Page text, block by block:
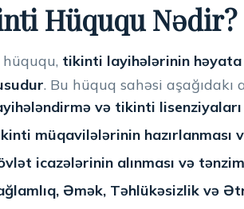
Hüququ Nədir?
tikinti layihələrinin həyata
. Bu hüquq sahəsi
və tikinti lisenziyaları
müqavilələrinin hazırlanması
icazələrinin alınması və
Əmək, Təhlükəsizlik və